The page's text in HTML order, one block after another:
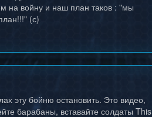
на войну и наш план таков : "мы
(с)
эту бойню остановить. Это видео,
барабаны, вставайте солдаты This